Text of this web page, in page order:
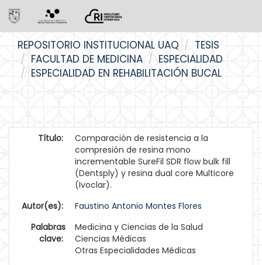
navigation
REPOSITORIO INSTITUCIONAL UAQ
TESIS
FACULTAD DE MEDICINA
ESPECIALIDAD
ESPECIALIDAD EN REHABILITACIÓN BUCAL
Título:
Comparación de resistencia a la
compresión de resina mono
incrementable SureFil SDR flow bulk fill
(Dentsply) y resina dual core Multicore
(Ivoclar).
Autor(es):
Faustino Antonio Montes Flores
Palabras
clave:
Medicina y Ciencias de la Salud
Ciencias Médicas
Otras Especialidades Médicas